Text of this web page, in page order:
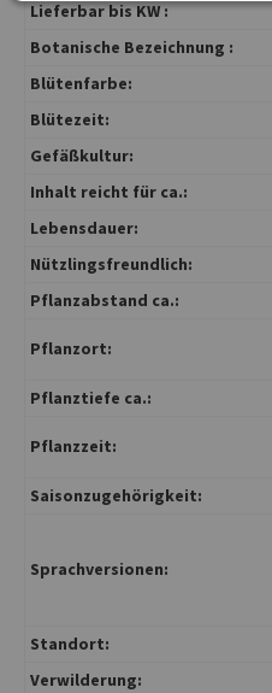
Lieferbar bis KW :
Botanische Bezeichnung :
Blütenfarbe:
Blütezeit:
Gefäßkultur:
Inhalt reicht für ca.:
Lebensdauer:
Nützlingsfreundlich:
Pflanzabstand ca.:
Pflanzort:
Pflanztiefe ca.:
Pflanzzeit:
Saisonzugehörigkeit:
Sprachversionen:
Standort:
Verwilderung: